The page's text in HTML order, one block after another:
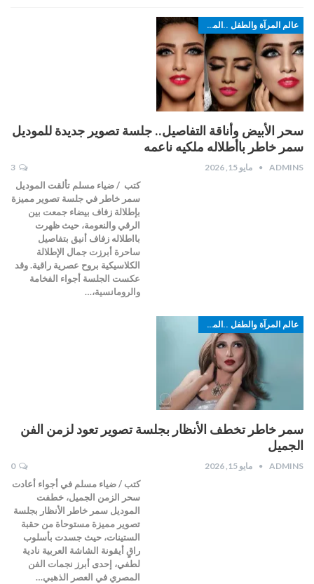
عالم المرآة والطفل ..الموضة
سحر الأبيض وأناقة التفاصيل.. جلسة تصوير جديدة للموديل
سمر خاطر باأطلاله ملكيه ناعمه
ADMINS مايو 15, 2026
كتب / ضياء مسلم تألقت الموديل
سمر خاطر في جلسة تصوير مميزة
بإطلالة زفاف بيضاء جمعت بين
الرقي والنعومة، حيث ظهرت
بااطلاله زفاف أنيق بتفاصيل
ساحرة أبرزت جمال الإطلالة
الكلاسيكية بروح عصرية راقية. وقد
عكست الجلسة أجواء الفخامة
والرومانسية،…
عالم المرآة والطفل ..الموضة
سمر خاطر تخطف الأنظار بجلسة تصوير تعود لزمن الفن
الجميل
ADMINS مايو 15, 2026 0
كتب / ضياء مسلم في أجواء أعادت
سحر الزمن الجميل، خطفت
الموديل سمر خاطر الأنظار بجلسة
تصوير مميزة مستوحاة من حقبة
الستينات، حيث جسدت بأسلوب
راقٍ أيقونة الشاشة العربية نادية
لطفي، إحدى أبرز نجمات الفن
المصري في العصر الذهبي…